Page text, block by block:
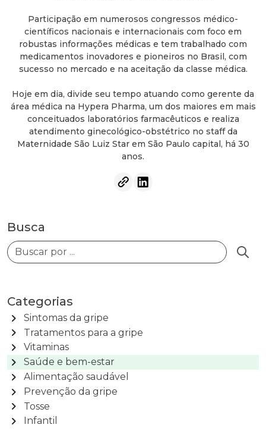
Participação em numerosos congressos médico-
científicos nacionais e internacionais com foco em
robustas informações médicas e tem trabalhado com
medicamentos inovadores e pioneiros no Brasil, com
sucesso no mercado e na aceitação da classe médica.
Hoje em dia, divide seu tempo atuando como gerente da
área médica na Hypera Pharma, um dos maiores em mais
conceituados laboratórios farmacêuticos e realiza
atendimento ginecológico-obstétrico no staff da
Maternidade São Luiz Star em São Paulo capital, há 30
anos.
Busca
Categorias
chevron_right Sintomas da gripe
chevron_right Tratamentos para a gripe
chevron_right Vitaminas
chevron_right Saúde e bem-estar
chevron_right Alimentação saudável
chevron_right Prevenção da gripe
chevron_right Tosse
chevron_right Infantil